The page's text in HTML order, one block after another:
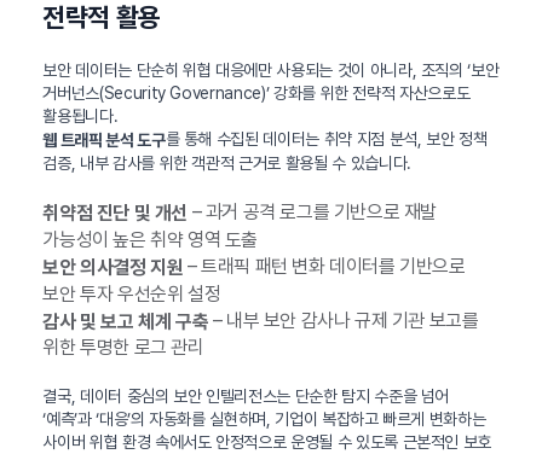
전략적 활용
보안 데이터는 단순히 위협 대응에만 사용되는 것이 아니라, 조직의 ‘보안
거버넌스(Security Governance)’ 강화를 위한 전략적 자산으로도
활용됩니다.
웹 트래픽 분석 도구를 통해 수집된 데이터는 취약 지점 분석, 보안 정책
검증, 내부 감사를 위한 객관적 근거로 활용될 수 있습니다.
취약점 진단 및 개선 – 과거 공격 로그를 기반으로 재발
가능성이 높은 취약 영역 도출
보안 의사결정 지원 – 트래픽 패턴 변화 데이터를 기반으로
보안 투자 우선순위 설정
감사 및 보고 체계 구축 – 내부 보안 감사나 규제 기관 보고를
위한 투명한 로그 관리
결국, 데이터 중심의 보안 인텔리전스는 단순한 탐지 수준을 넘어
‘예측’과 ‘대응’의 자동화를 실현하며, 기업이 복잡하고 빠르게 변화하는
사이버 위협 환경 속에서도 안정적으로 운영될 수 있도록 근본적인 보호